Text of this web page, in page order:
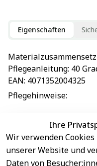
Eigenschaften
Pflegeanleitung: 40
EAN: 4071352004325
Pflegehinweise:
EU-Verantwortliche
Ihre
Wir verwenden
unserer Website und
Daten von